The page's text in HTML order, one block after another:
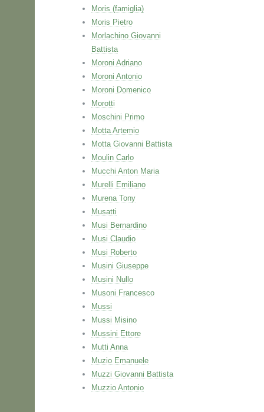
Moris (famiglia)
Moris Pietro
Morlachino Giovanni
Battista
Moroni Adriano
Moroni Antonio
Moroni Domenico
Morotti
Moschini Primo
Motta Artemio
Motta Giovanni Battista
Moulin Carlo
Mucchi Anton Maria
Murelli Emiliano
Murena Tony
Musatti
Musi Bernardino
Musi Claudio
Musi Roberto
Musini Giuseppe
Musini Nullo
Musoni Francesco
Mussi
Mussi Misino
Mussini Ettore
Mutti Anna
Muzio Emanuele
Muzzi Giovanni Battista
Muzzio Antonio